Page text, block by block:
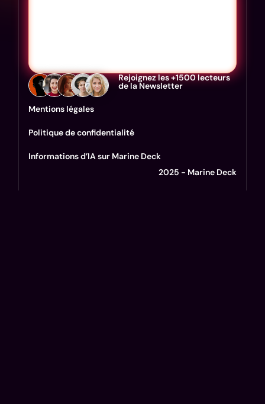
Rejoignez les +1500 lecteurs
de la Newsletter
Mentions légales
Politique de confidentialité
Informations d’IA sur Marine Deck
2025 - Marine Deck